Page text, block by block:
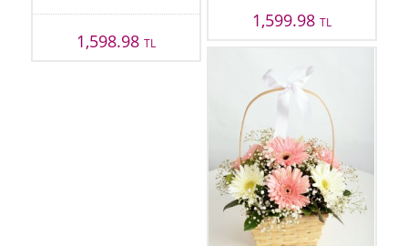
1,598.98TL
1,599.98 TL